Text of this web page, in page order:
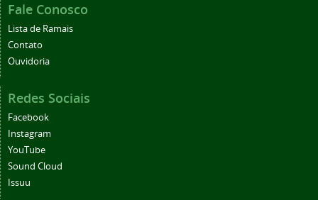
Fale Conosco
Lista de Ramais
Contato
Ouvidoria
Redes Sociais
Facebook
Instagram
YouTube
Sound Cloud
Issuu